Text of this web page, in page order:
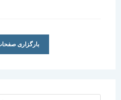
بارگزاری صفحات بیشتر